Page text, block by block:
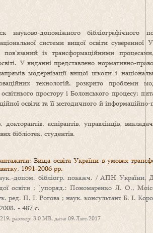
науково-допоміжного бібліографічного
системи вищої освіти
пов’язаний із трансформаційними
У виданні представлено нормативно-
модернізації вищої школи і
технологій, розкрито проблеми
простору і Болонського процесу;
освіти та її методичного й інформаційно-
аспірантів, управлінців,
бібліотек, студентів.
Вища освіта України в умовах
1991-2006 рр.
допом. бібліогр. покажч. / АПН
освіти ; [упоряд.: Пономаренко Л. О.,
ред. П. І. Рогова ; наук. консультант Б. І.
- 487 с.
размер: 3.0 MB, дата: 09.Лют.2017